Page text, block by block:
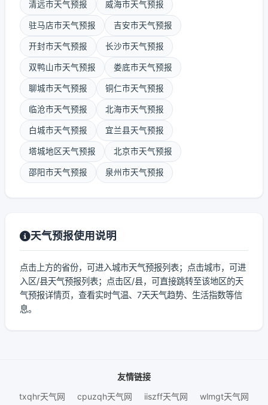
清远市天气预报 威海市天气预报
驻马店市天气预报 吉安市天气预报
开封市天气预报 长沙市天气预报
双鸭山市天气预报 娄底市天气预报
聊城市天气预报 铜仁市天气预报
临沧市天气预报 北海市天气预报
白城市天气预报 宜兰县天气预报
塔城地区天气预报 北京市天气预报
邵阳市天气预报 泉州市天气预报
天气预报使用说明
点击上方的省份，可进入城市天气预报列表；点击城市，可进
入区/县天气预报列表；点击区/县，可直接跳转至该地区的天
气预报详情页，查看实时气温、7天天气趋势、生活指数等信
息。
友情链接
txqhr天气网
cpuzqh天气网 iiszff天气网 wlmgt天气网